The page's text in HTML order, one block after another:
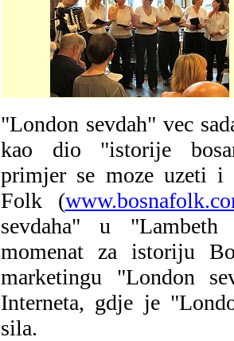
"London sevdah" vec
kao dio "istorije
primjer se moze uzeti i
Folk (
sevdaha" u
momenat za istoriju
marketingu "London
Interneta, gdje je
sila.